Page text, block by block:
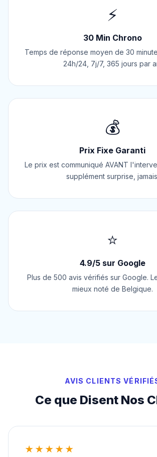
⚡
30 Min Chrono
Temps de réponse moyen de 30
24h/24, 7j/7, 365 jours par
💰
Prix Fixe Garanti
Le prix est communiqué AVANT
supplément surprise,
⭐
4.9/5 sur Google
Plus de 500 avis vérifiés sur Google.
mieux noté de Belgique.
AVIS CLIENTS
Ce que Disent Nos
★★★★★